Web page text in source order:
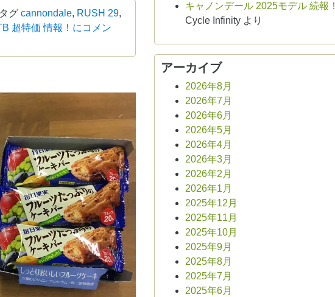
タグ cannondale, RUSH 29,
超特価 情報！に コメン
キャノンデール 2025モデル 続報！
Cycle Infinity より
アーカイブ
2026年8月
2026年7月
2026年6月
2026年5月
2026年4月
2026年3月
2026年2月
2026年1月
2025年12月
2025年11月
2025年10月
2025年9月
2025年8月
2025年7月
2025年6月